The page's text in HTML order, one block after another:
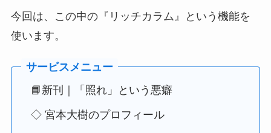
今回は、この中の『リッチカラム』という機能を
使います。
📘新刊｜「照れ」という悪癖
◇ 宮本大樹のプロフィール